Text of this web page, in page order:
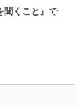
くこと』 で